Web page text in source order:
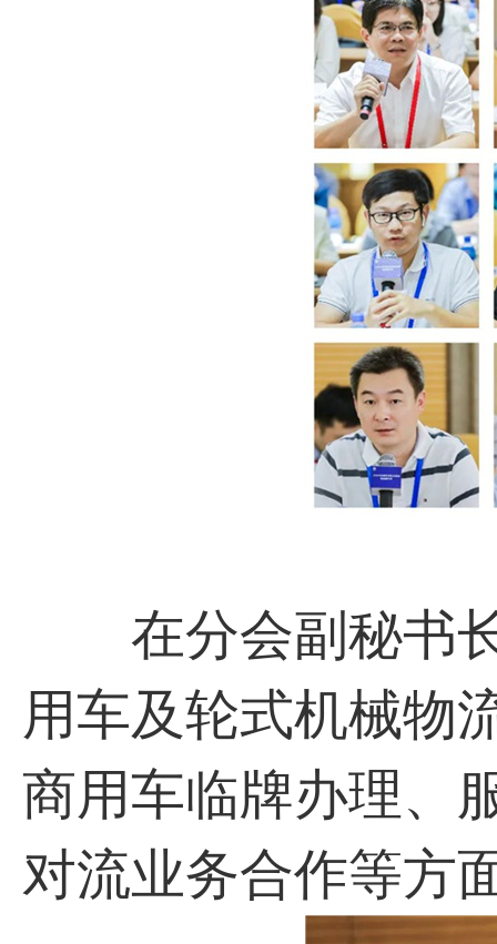
在分会副秘书长
用车及轮式机械物
商用车临牌办理、
对流业务合作等方